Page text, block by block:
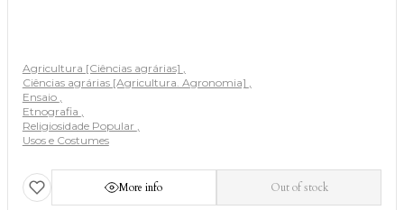
Agricultura [Ciências agrárias]
Ciências agrárias [Agricultura. Agronomia]
Ensaio
Etnografia
Religiosidade Popular
Usos e Costumes
More info Out of stock